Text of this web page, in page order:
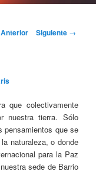
Anterior Siguiente →
que colectivamente
nuestra tierra. Sólo
pensamientos que se
naturaleza, o donde
para la Paz
sede de Barrio